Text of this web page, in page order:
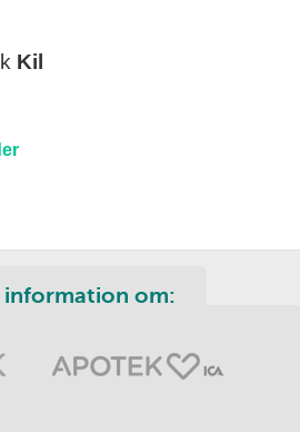
Kil
information om: